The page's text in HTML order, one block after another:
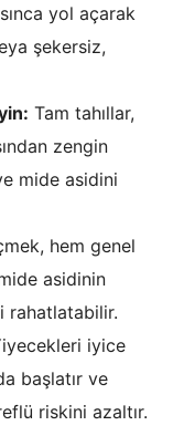
yol açarak
şekersiz,
Tam tahıllar,
zengin
mide asidini
hem genel
asidinin
rahatlatabilir.
iyice
başlatır ve
riskini azaltır.